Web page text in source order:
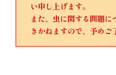
い申し上げます。
また、虫に関する問題
きかねますので、予めご